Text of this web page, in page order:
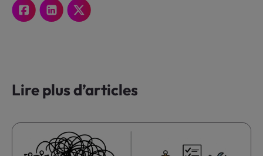
Lire plus d’articles